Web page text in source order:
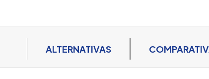
ALTERNATIVAS